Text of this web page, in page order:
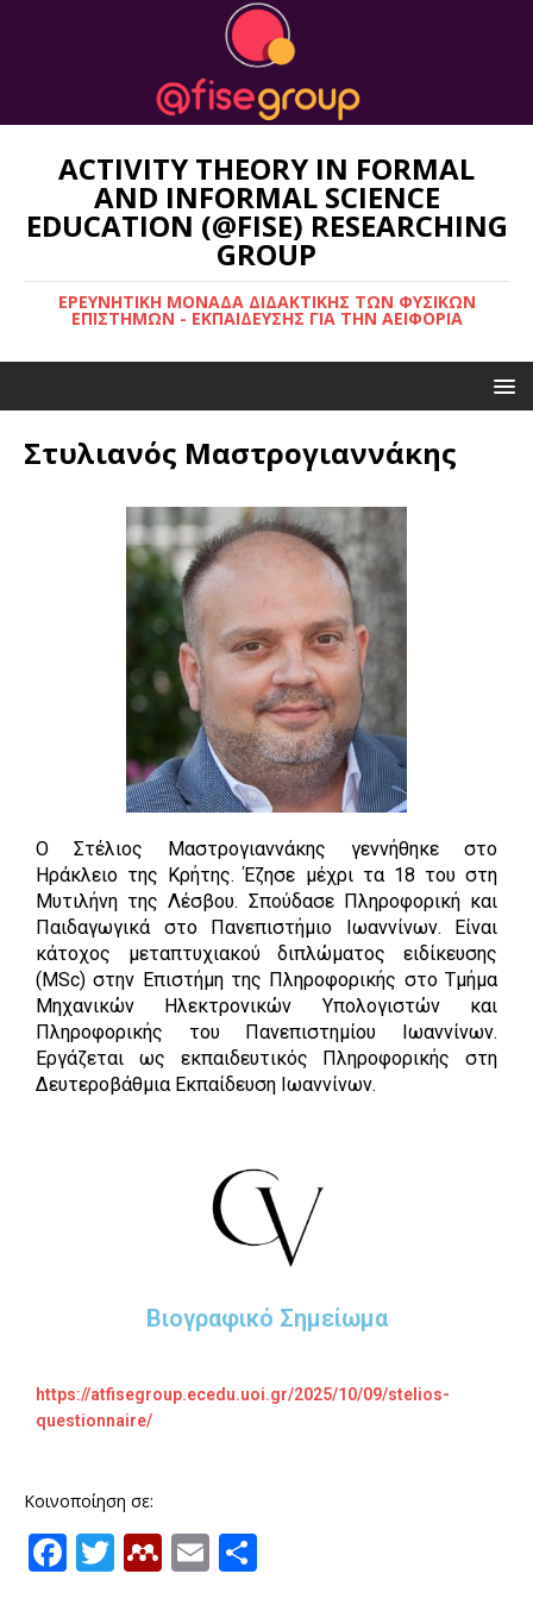
ACTIVITY THEORY IN FORMAL
AND INFORMAL SCIENCE
EDUCATION (@FISE) RESEARCHING
GROUP
ΕΡΕΥΝΗΤΙΚΉ ΜΟΝΆΔΑ ΔΙΔΑΚΤΙΚΉΣ ΤΩΝ ΦΥΣΙΚΏΝ
ΕΠΙΣΤΗΜΏΝ - ΕΚΠΑΊΔΕΥΣΗΣ ΓΙΑ ΤΗΝ ΑΕΙΦΟΡΊΑ
Στυλιανός Μαστρογιαννάκης
Ο Στέλιος Μαστρογιαννάκης γεννήθηκε στο
Ηράκλειο της Κρήτης. Έζησε μέχρι τα 18 του στη
Μυτιλήνη της Λέσβου. Σπούδασε Πληροφορική και
Παιδαγωγικά στο Πανεπιστήμιο Ιωαννίνων. Είναι
κάτοχος μεταπτυχιακού διπλώματος ειδίκευσης
( MSc) στην Επιστήμη της Πληροφορικής στο Τμήμα
Μηχανικών Ηλεκτρονικών Υπολογιστών και
Πληροφορικής του Πανεπιστημίου Ιωαννίνων.
Εργάζεται ως εκπαιδευτικός Πληροφορικής στη
Δευτεροβάθμια Εκπαίδευση Ιωαννίνων.
Βιογραφικό Σημείωμα
https://atfisegroup.ecedu.uoi.gr/2025/10/09/stelios-
questionnaire/
Κοινοποίηση σε:
F T M E